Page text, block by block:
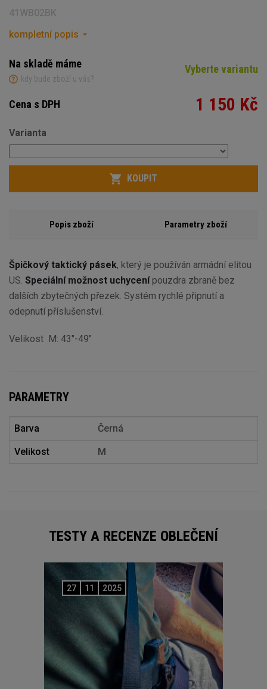
41WB02BK
kompletní popis
Na skladě máme
kdy bude zboží u vás?
Vyberte variantu
Cena s DPH 1 150 Kč
Počet
Varianta
KOUPIT
Popis zboží Parametry zboží
Špičkový taktický pásek, který je používán armádní elitou
US. Speciální možnost uchycenípouzdra zbraně bez
dalších zbytečných přezek. Systém rychlé připnutí a
odepnutí příslušenství.
Velikost M: 43"-49"
PARAMETRY
Barva Černá
Velikost M
TESTY A RECENZE OBLEČENÍ
27 11 2025